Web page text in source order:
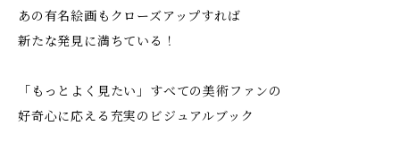
あの有名絵画もクローズアップすれば
新たな発見に満ちている！
「もっとよく見たい」すべての美術ファンの
好奇心に応える充実のビジュアルブック